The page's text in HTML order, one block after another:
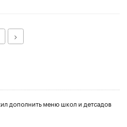
Далее
дополнить меню школ и детсадов